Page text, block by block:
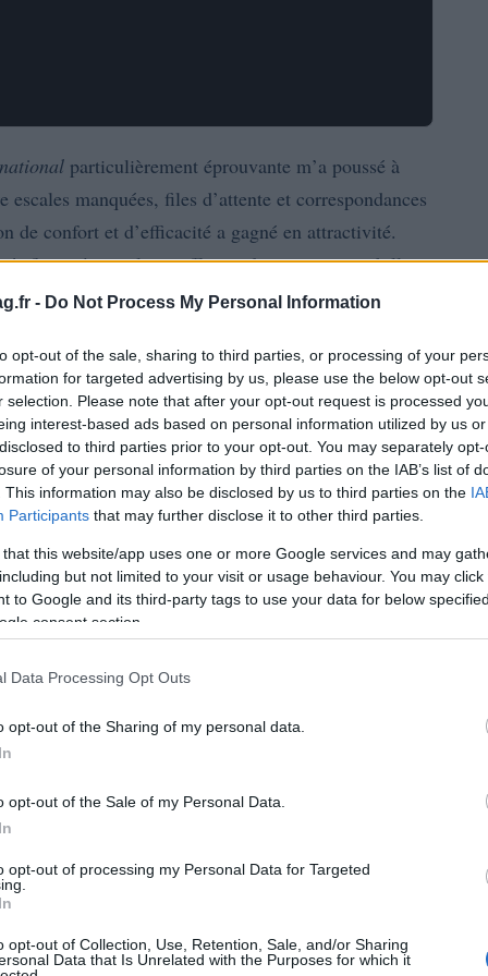
- Do Not Process My Personal Information
opt-out of the sale, sharing to third parties, or processing of your
for targeted advertising by us, please use the below opt-out
selection. Please note that after your opt-out request is processed
interest-based ads based on personal information utilized by us
to third parties prior to your opt-out. You may separately
of your personal information by third parties on the IAB’s list of
This information may also be disclosed by us to third parties on the
Participants that may further disclose it to other third parties.
that this website/app uses one or more Google services and may
but not limited to your visit or usage behaviour. You may
to Google and its third-party tags to use your data for below
consent section.
Data Processing Opt Outs
opt-out of the Sharing of my personal data.
opt-out of the Sale of my Personal Data.
opt-out of processing my Personal Data for Targeted
opt-out of Collection, Use, Retention, Sale, and/or Sharing
Data that Is Unrelated with the Purposes for which it
particulièrement éprouvante m’a poussé à
manquées, files d’attente et correspondances
de confort et d’efficacité a gagné en attractivité.
financières : il ne suffit pas de comparer un billet
les composants du prix, évaluer l’usageréel et
notions. Le termecoût total de possession
indirectes associées à un service aérien. Dans le
lecoût horaire du vol, mais aussi lesfrais
et la logistique au sol. Comprendre ces
impression de luxe en un calcul rationnel. Cet article
la location à la demande et les billets
propriété fractionnée, carte
fractionnée(exemple type :NetJets
location ponctuelle d’avions. Chacun vise un profil
consiste à acheter une part d’un avion ou d’un
d’heures par an. Elle offre une disponibilité
desfrais d’entréeet des engagements
propose une flexibilité maximale sans
supérieur par heure.